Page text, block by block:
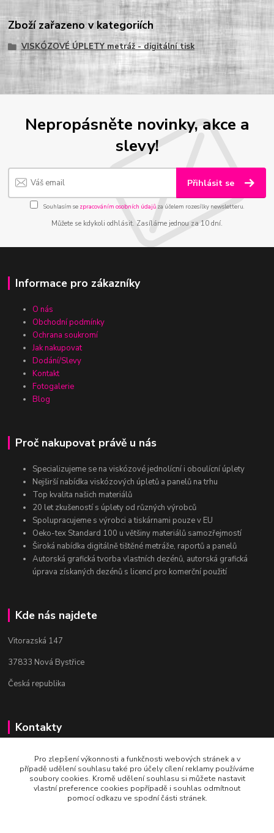
Zboží zařazeno v kategoriích
VISKÓZOVÉ ÚPLETY metráž - digitální tisk
Nepropásněte novinky, akce a
slevy!
Přihlásit se
Souhlasím se zpracováním osobních údajůza účelem rozesílky newsletteru.
Můžete se kdykoli odhlásit. Zasíláme jednou za 10 dní.
Informace pro zákazníky
O nás
Obchodní podmínky
Ochrana soukromí
Jak nakupovat
Dodání/Slevy
Kontakt
Fotogalerie
Blog
Proč nakupovat právě u nás
Specializujeme se na viskózové jednolícní i oboulícní úplety
Nejširší nabídka viskózových úpletů a panelů na trhu
Top kvalita našich materiálů
20 let zkušeností s úplety od různých výrobců
Spolupracujeme s výrobci a tiskárnami pouze v EU
Oeko-tex Standard 100 u většiny materiálů samozřejmostí
Široká nabídka digitálně tištěné metráže, raportů a panelů
Autorská grafická tvorba vlastních dezénů, autorská grafická
úprava získaných dezénů s licencí pro komerční použití
Kde nás najdete
Vitorazská 147
37833 Nová Bystřice
Česká republika
Kontakty
+420 608 223 558
(Po-Ne, 10-19 hod.)
art-mania@email.cz
Pro zlepšení výkonnosti a funkčnosti webových stránek a v
případě udělení souhlasu také pro účely cílení reklamy používáme
soubory cookies. Kromě udělení souhlasu si můžete nastavit
vlastní preference cookies popřípadě i souhlas odmítnout
pomocí odkazu ve spodní části stránek.